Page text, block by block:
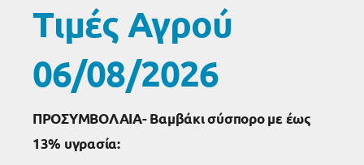
Τιμές Αγρού
06/08/2026
ΠΡΟΣΥΜΒΟΛΑΙΑ- Βαμβάκι σύσπορο με έως
13% υγρασία: